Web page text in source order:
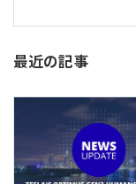
最近の記事